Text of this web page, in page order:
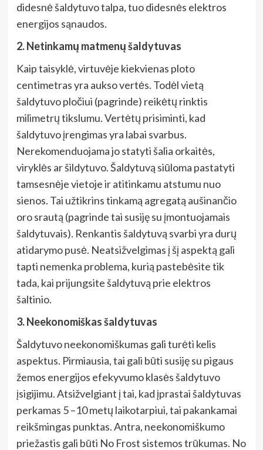
didesnė šaldytuvo talpa, tuo didesnės elektros
energijos sąnaudos.
2. Netinkamų matmenų šaldytuvas
Kaip taisyklė, virtuvėje kiekvienas ploto
centimetras yra aukso vertės. Todėl vietą
šaldytuvo pločiui (pagrinde) reikėtų rinktis
milimetrų tikslumu. Vertėtų prisiminti, kad
šaldytuvo įrengimas yra labai svarbus.
Nerekomenduojama jo statyti šalia orkaitės,
viryklės ar šildytuvo. Šaldytuvą siūloma pastatyti
tamsesnėje vietoje ir atitinkamu atstumu nuo
sienos. Tai užtikrins tinkamą agregatą aušinančio
oro srautą (pagrinde tai susiję su įmontuojamais
šaldytuvais). Renkantis šaldytuvą svarbi yra durų
atidarymo pusė. Neatsižvelgimas į šį aspektą gali
tapti nemenka problema, kurią pastebėsite tik
tada, kai prijungsite šaldytuvą prie elektros
šaltinio.
3. Neekonomiškas šaldytuvas
Šaldytuvo neekonomiškumas gali turėti kelis
aspektus. Pirmiausia, tai gali būti susiję su pigaus
žemos energijos efekyvumo klasės šaldytuvo
įsigijimu. Atsižvelgiant į tai, kad įprastai šaldytuvas
perkamas 5 –10 metų laikotarpiui, tai pakankamai
reikšmingas punktas. Antra, neekonomiškumo
priežastis gali būti No Frost sistemos trūkumas. No